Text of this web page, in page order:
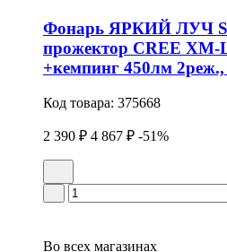
Фонарь ЯРКИЙ ЛУЧ
прожектор CREE XM-
+кемпинг 450лм
Код товара: 375668
2 390 ₽ 4 867 ₽ -51%
Во всех магазинах